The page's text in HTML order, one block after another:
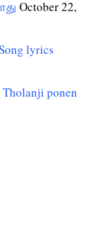
October 22,
lyrics
ponen